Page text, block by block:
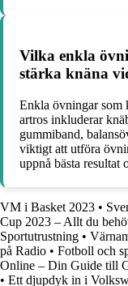
Vilka enkla
stärka knäna
Enkla övningar som
artros inkluderar
gummiband,
viktigt att utföra
uppnå bästa resultat
VM i Basket 2023 •
Cup 2023 – Allt du
Sportutrustning •
på Radio • Fotboll och
Online – Din Guide till
• Ett djupdyk in i